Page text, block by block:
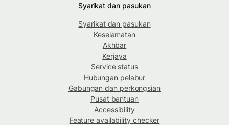
Syarikat dan pasukan
Syarikat dan pasukan
Keselamatan
Akhbar
Kerjaya
Service status
Hubungan pelabur
Gabungan dan perkongsian
Pusat bantuan
Accessibility
Feature availability checker